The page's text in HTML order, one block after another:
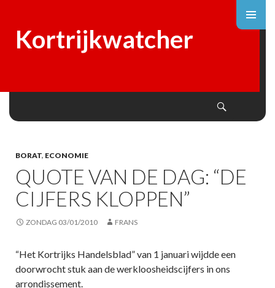
Kortrijkwatcher
BORAT, ECONOMIE
QUOTE VAN DE DAG: “DE
CIJFERS KLOPPEN”
ZONDAG 03/01/2010 FRANS
“Het Kortrijks Handelsblad” van 1 januari wijdde een
doorwrocht stuk aan de werkloosheidscijfers in ons
arrondissement.